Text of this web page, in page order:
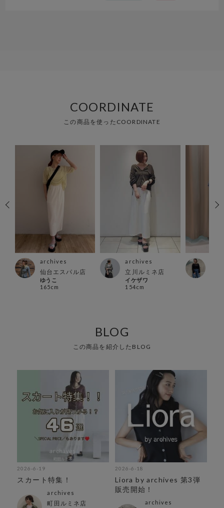
COORDINATE
この商品を使ったCOORDINATE
archives
仙台エスパル店
ゆうこ
165cm
archives
立川ルミネ店
イケザワ
154cm
BLOG
この商品を紹介したBLOG
2026-6-19
スカート特集！
archives
町田ルミネ店
2026-6-18
Liora by archives 第3弾
販売開始！
archives